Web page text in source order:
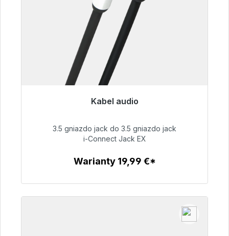
Kabel audio
Gotowy do natychmiastowej wysyłki, czas
51,99 €
3.5 gniazdo jack do 3.5 gniazdo jack
i-Connect Jack EX
Warianty 19,99 €*